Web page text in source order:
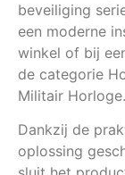
beveiliging
een moderne
winkel of bij
de categorie
Militair Horloge.
Dankzij de
oplossing